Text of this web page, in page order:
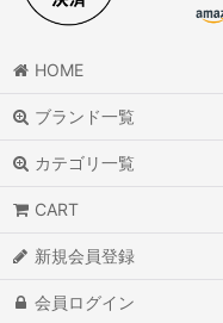
HOME
ブランド一覧
カテゴリ一覧
CART
新規会員登録
会員ログイン